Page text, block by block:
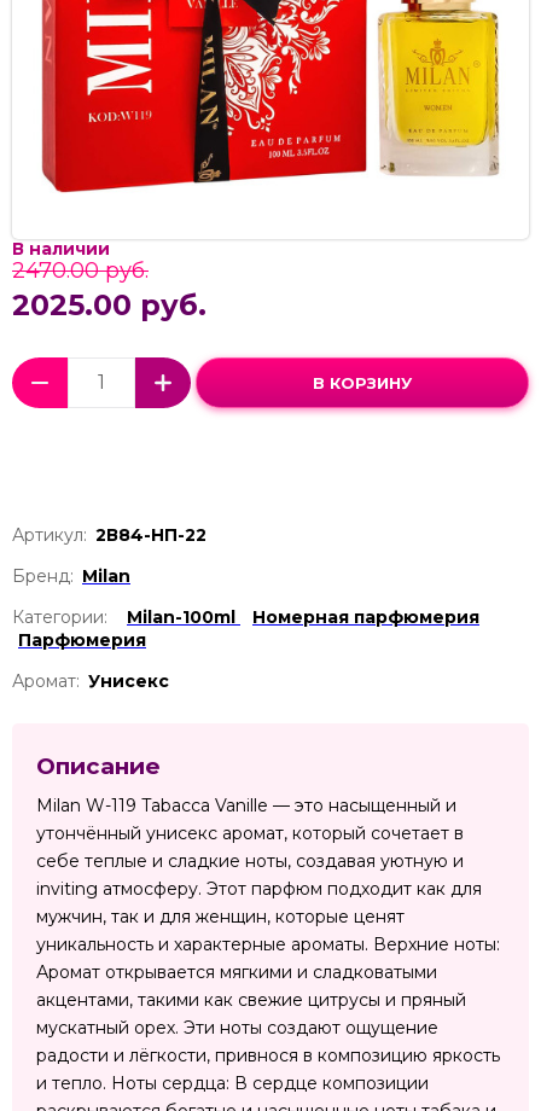
В наличии
2470.00 руб.
2025.00 руб.
В КОРЗИНУ
Артикул: 2В84-НП-22
Бренд: Milan
Категории:
Milan-100ml
Номерная парфюмерия
Парфюмерия
Аромат: Унисекс
Описание
Milan W-119 Tabacca Vanille — это насыщенный и
утончённый унисекс аромат, который сочетает в
себе теплые и сладкие ноты, создавая уютную и
inviting атмосферу. Этот парфюм подходит как для
мужчин, так и для женщин, которые ценят
уникальность и характерные ароматы. Верхние ноты:
Аромат открывается мягкими и сладковатыми
акцентами, такими как свежие цитрусы и пряный
мускатный орех. Эти ноты создают ощущение
радости и лёгкости, привнося в композицию яркость
и тепло. Ноты сердца: В сердце композиции